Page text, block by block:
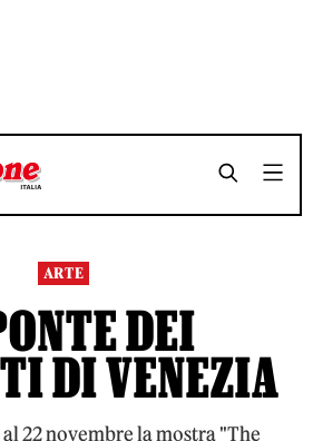
MINUTI SHARE
MINUTI SHARE
ARTE
DEI
DI VENEZIA
22 novembre la mostra "The